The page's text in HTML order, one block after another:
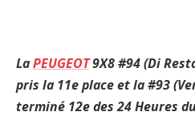
LaPEUGEOT9X8 #94 (Di
pris la 11e place et la #93
terminé 12e des 24 Heures